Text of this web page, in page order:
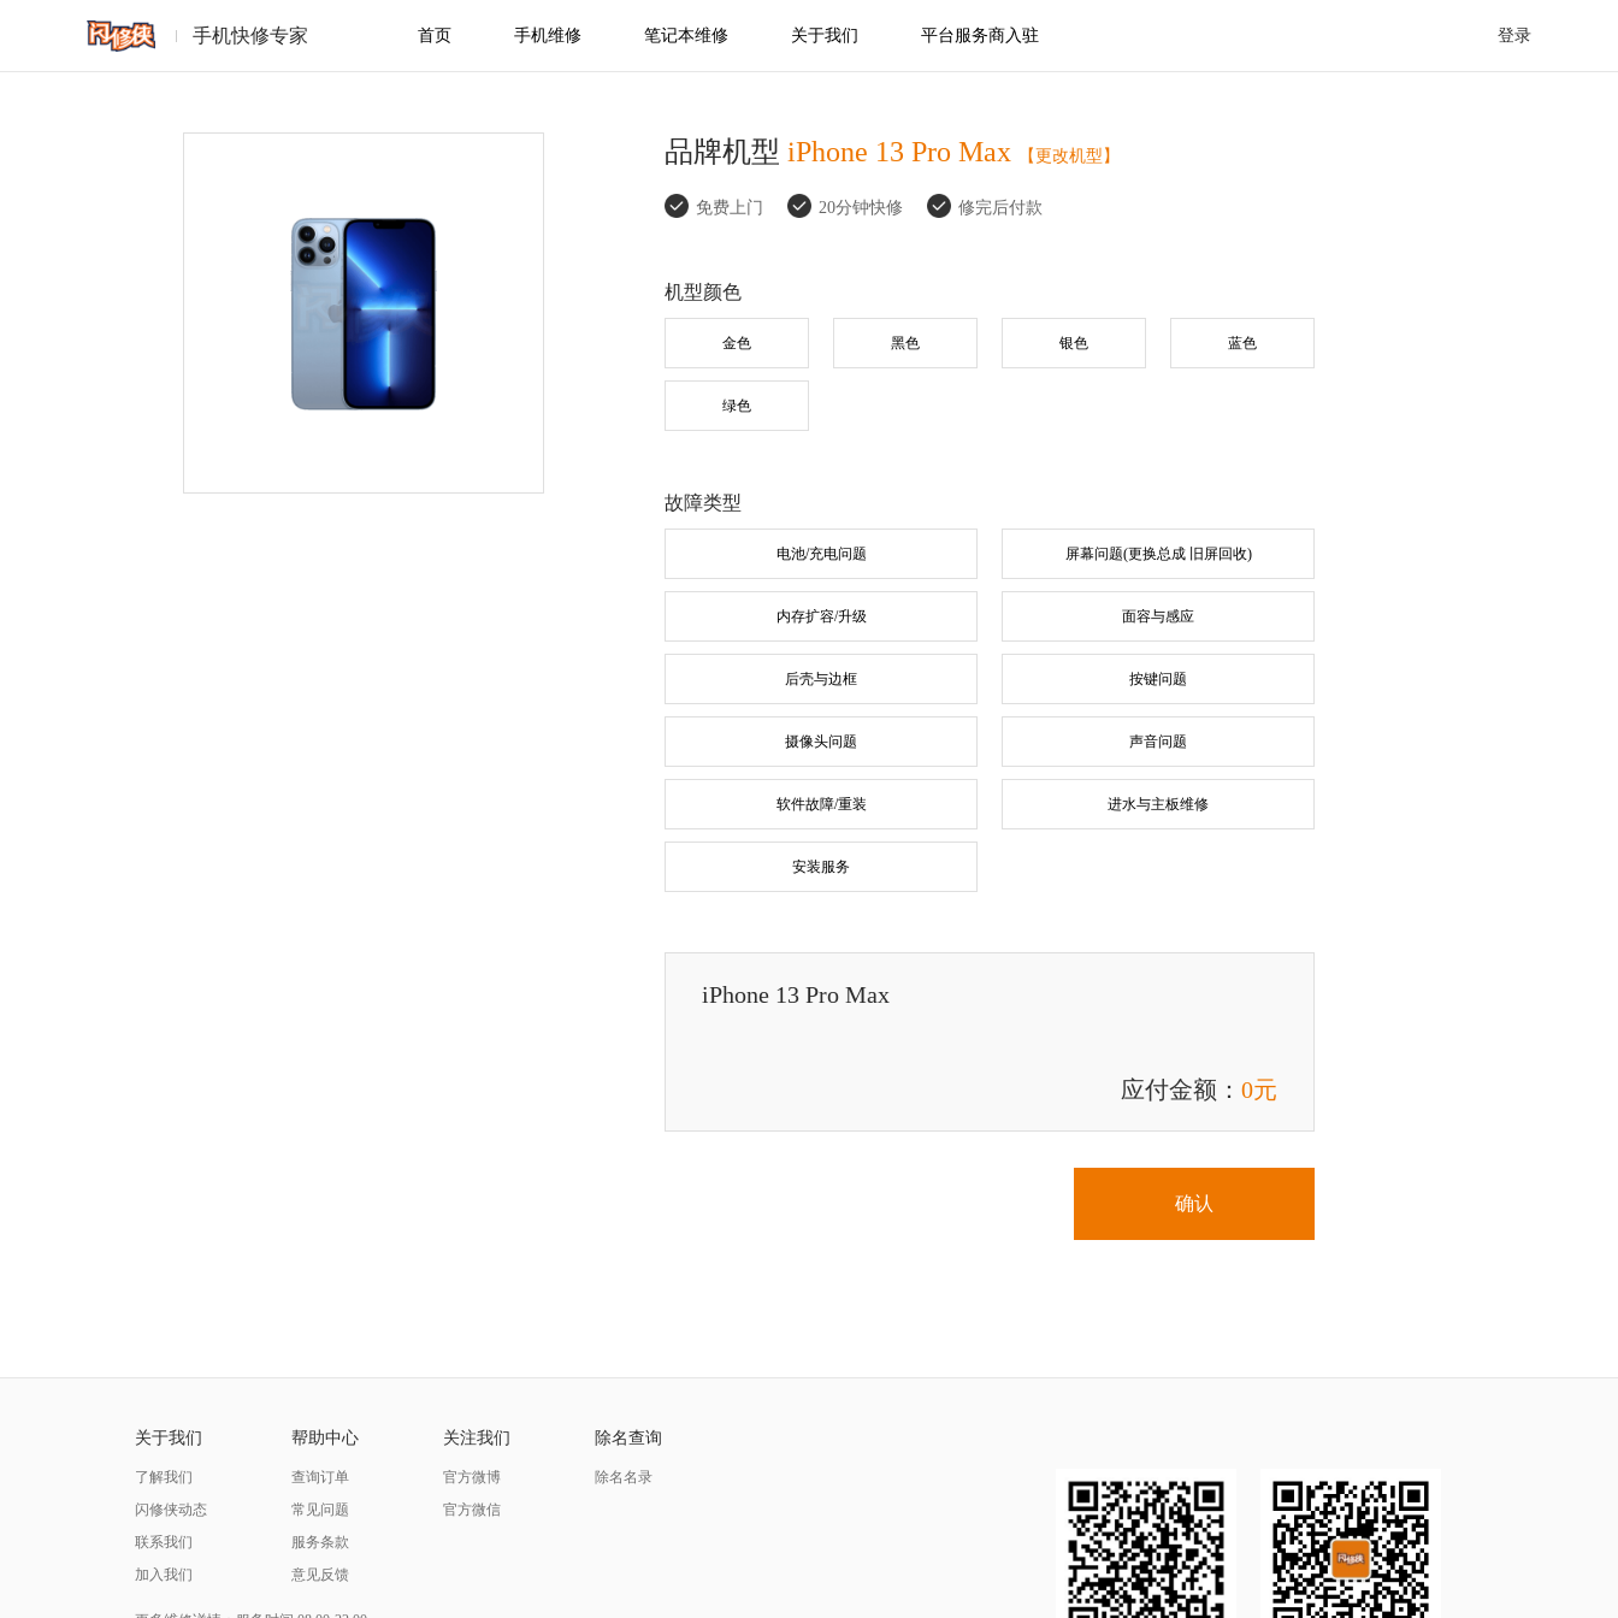
手机快修专家 首页 手机维修
华为
待确认 其他品牌 iPad 华为平板
笔记本维修 关于我们 平台服务商入驻 登录
品牌机型 iPhone 13 Pro Max 【更改机型】
免费上门 20分钟快修 修完后付款
机型颜色
金色 黑色 银色 蓝色
绿色
故障类型
电池/充电问题 屏幕问题(更换总成 旧屏回收)
内存扩容/升级 面容与感应
后壳与边框 按键问题
摄像头问题 声音问题
软件故障/重装 进水与主板维修
安装服务
iPhone 13 Pro Max
应付金额： 0元
确认
关于我们
了解我们
闪修侠动态
联系我们
加入我们
帮助中心
查询订单
常见问题
服务条款
意见反馈
关注我们
官方微博
官方微信
除名查询
除名名录